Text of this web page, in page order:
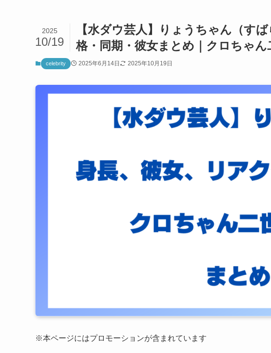
【水ダウ芸人】りょうちゃん（す
格・同期・彼女まとめ｜クロちゃん
2025
10/19
celebrity 2025年6月14日 2025年10月19日
※本ページにはプロモーションが含まれています